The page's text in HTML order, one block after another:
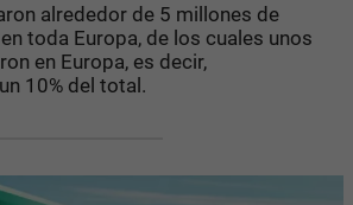
alrededor de 5 millones de
toda Europa, de los cuales unos
en Europa, es decir,
10% del total.